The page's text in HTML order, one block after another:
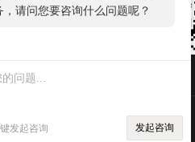
，请问您要咨询什么问题呢？
发起咨询 发起咨询